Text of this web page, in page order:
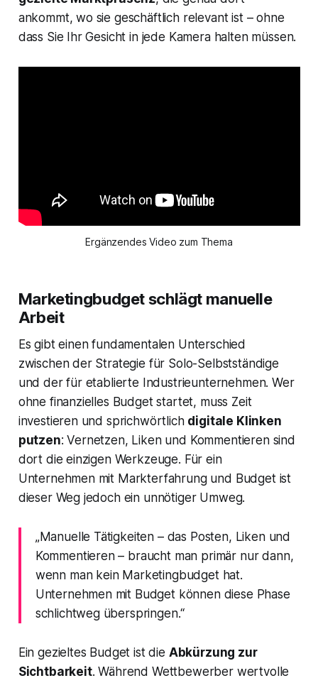
ankommt, wo sie geschäftlich relevant ist – ohne
dass Sie Ihr Gesicht in jede Kamera halten müssen.
Ergänzendes Video zum Thema
Marketingbudget schlägt manuelle
Arbeit
Es gibt einen fundamentalen Unterschied
zwischen der Strategie für Solo-Selbstständige
und der für etablierte Industrieunternehmen. Wer
ohne finanzielles Budget startet, muss Zeit
investieren und sprichwörtlich digitale Klinken
putzen: Vernetzen, Liken und Kommentieren sind
dort die einzigen Werkzeuge. Für ein
Unternehmen mit Markterfahrung und Budget ist
dieser Weg jedoch ein unnötiger Umweg.
„Manuelle Tätigkeiten – das Posten, Liken und
Kommentieren – braucht man primär nur dann,
wenn man kein Marketingbudget hat.
Unternehmen mit Budget können diese Phase
schlichtweg überspringen.“
Ein gezieltes Budget ist die Abkürzung zur
Sichtbarkeit. Während Wettbewerber wertvolle